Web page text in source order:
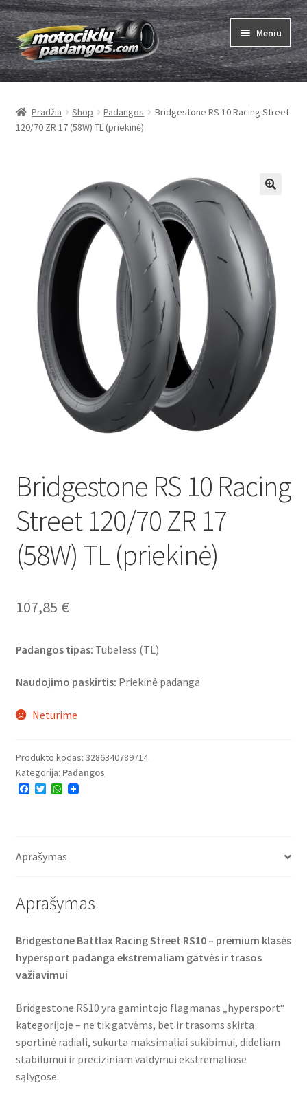
Pereiti
prie
meniu
Pereiti
prie
turinio
Meniu
Padangos
menu
Kameros
menu
Kaip užsisakyti
Brand
sub-
menu
Kontaktai
Pradžia Shop Padangos
Bridgestone RS 10 Racing Street
120/70 ZR 17 (58W) TL (priekinė)
Bridgestone RS 10 Racing
Street 120/70 ZR 17
(58W) TL (priekinė)
107,85 €
Padangos tipas: Tubeless (TL)
Naudojimo paskirtis: Priekinė padanga
Neturime
Produkto kodas: 3286340789714
Kategorija: Padangos
F
o
T
r
W
p
Aprašymas
Aprašymas
Bridgestone Battlax Racing Street RS10 – premium klasės
hypersport padanga ekstremaliam gatvės ir trasos
važiavimui
Bridgestone RS10 yra gamintojo flagmanas „hypersport“
kategorijoje – ne tik gatvėms, bet ir trasoms skirta
sportinė radiali, sukurta maksimaliai sukibimui, dideliam
stabilumui ir preciziniam valdymui ekstremaliose
sąlygose.